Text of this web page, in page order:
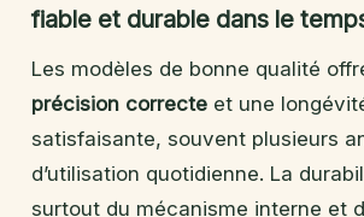
fiable et durable dans le
Les modèles de bonne qualité
précision correcte et une
satisfaisante, souvent plusieurs
d’utilisation quotidienne. La
surtout du mécanisme interne et